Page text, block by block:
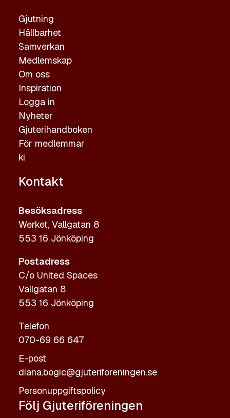
Gjutning
Hållbarhet
Samverkan
Medlemskap
Om oss
Inspiration
Logga in
Nyheter
Gjuterihandboken
För medlemmar
ki
Kontakt
Besöksadress
Werket, Vallgatan 8
553 16 Jönköping
Postadress
C/o United Spaces
Vallgatan 8
553 16 Jönköping
Telefon
070-69 66 647
E-post
diana.bogic@gjuteriforeningen.se
Personuppgiftspolicy
Följ Gjuteriföreningen